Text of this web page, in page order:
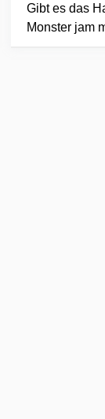
Gibt es das
Monster jam